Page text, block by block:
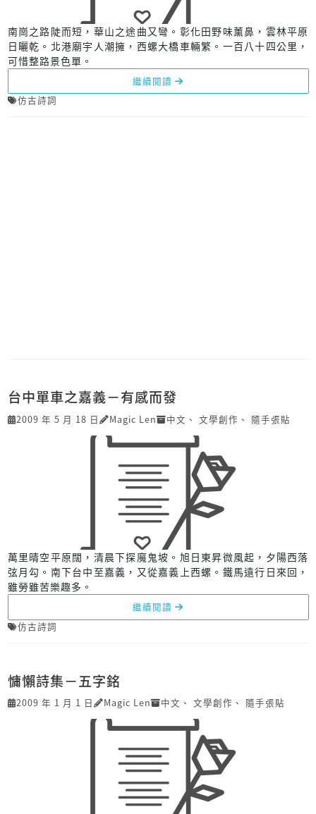
南崗之路陡而短，華山之途曲又彎。彰化田野味薰鼻，雲林平原
日曬乾。北港廟宇人潮擁，西螺大橋車輛繁。一百八十四公里，
可惜整路景色單。
繼續閱讀
仿古詩詞
台中單車之嘉義－有感而發
2009 年 5 月 18 日 Magic Len 中文 、 文學創作 、 隨手張貼
萬里晴空平原闊，清晨下探魔鬼坡。旭日東昇微風起，夕陽西落
弦月勾。南下台中至嘉義，又從嘉義上西螺。鐵馬遠行日來回，
雖勞雖苦樂趣多。
繼續閱讀
仿古詩詞
慵懶詩集－五字銘
2009 年 1 月 1 日 Magic Len 中文 、 文學創作 、 隨手張貼